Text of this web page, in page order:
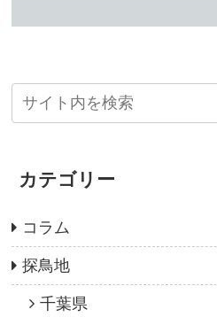
カテゴリー
コラム
探鳥地
千葉県